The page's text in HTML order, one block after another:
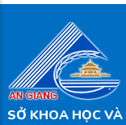
SỞ KHOA HỌC